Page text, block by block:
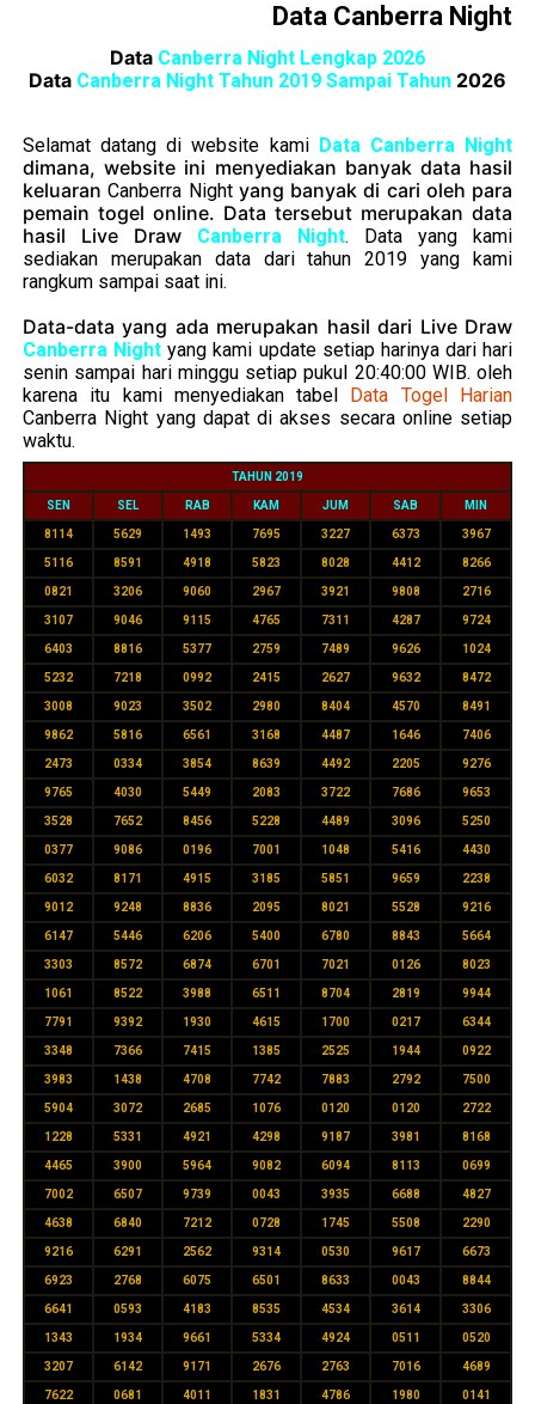
Data Canberra Night
Data Canberra Night Lengkap 2026
Data Canberra Night Tahun 2019 Sampai Tahun 2026
Selamat datang di website kami Data Canberra Night
dimana, website ini menyediakan banyak data hasil
keluaranCanberra Nightyang banyak di cari oleh para
pemain togel online. Data tersebut merupakan data
hasil Live Draw Canberra Night. Data yang kami
sediakan merupakan data dari tahun 2019 yang kami
rangkum sampai saat ini.
Data-data yang ada merupakan hasil dari Live Draw
Canberra Night yang kami update setiap harinya dari hari
senin sampai hari minggu setiap pukul 20:40:00 WIB. oleh
karena itu kami menyediakan tabel
Data Togel Harian
Canberra Night yang dapat di akses secara online setiap
waktu.
TAHUN 2019
SEN SEL RAB KAM JUM SAB MIN
8114 5629 1493 7695 3227 6373 3967
5116 8591 4918 5823 8028 4412 8266
0821 3206 9060 2967 3921 9808 2716
3107 9046 9115 4765 7311 4287 9724
6403 8816 5377 2759 7489 9626 1024
5232 7218 0992 2415 2627 9632 8472
3008 9023 3502 2980 8404 4570 8491
9862 5816 6561 3168 4487 1646 7406
2473 0334 3854 8639 4492 2205 9276
9765 4030 5449 2083 3722 7686 9653
3528 7652 8456 5228 4489 3096 5250
0377 9086 0196 7001 1048 5416 4430
6032 8171 4915 3185 5851 9659 2238
9012 9248 8836 2095 8021 5528 9216
6147 5446 6206 5400 6780 8843 5664
3303 8572 6874 6701 7021 0126 8023
1061 8522 3988 6511 8704 2819 9944
7791 9392 1930 4615 1700 0217 6344
3348 7366 7415 1385 2525 1944 0922
3983 1438 4708 7742 7883 2792 7500
5904 3072 2685 1076 0120 0120 2722
1228 5331 4921 4298 9187 3981 8168
4465 3900 5964 9082 6094 8113 0699
7002 6507 9739 0043 3935 6688 4827
4638 6840 7212 0728 1745 5508 2290
9216 6291 2562 9314 0530 9617 6673
6923 2768 6075 6501 8633 0043 8844
6641 0593 4183 8535 4534 3614 3306
1343 1934 9661 5334 4924 0511 0520
3207 6142 9171 2676 2763 7016 4689
7622 0681 4011 1831 4786 1980 0141